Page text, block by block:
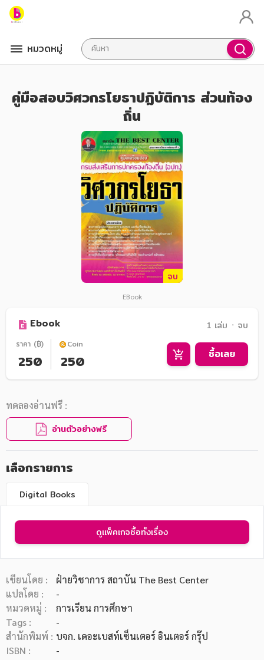
หมวดหมู่
หมวดหมู่หนังสือ
คู่มือสอบวิศวกรโยธาปฏิบัติการ ส่วนท้อง
ถิ่น
จบ
EBook
Ebook 1 เล่ม ᛫ จบ
ราคา (฿)
250
Coin
250 ซื้อเลย
ทดลองอ่านฟรี :
อ่านตัวอย่างฟรี
เลือกรายการ
Digital Books
ดูแพ็คเกจซื้อทั้งเรื่อง
เขียนโดย :
ฝ่ายวิชาการ สถาบัน The Best Center
แปลโดย :
-
หมวดหมู่ :
การเรียน การศึกษา
Tags :
-
สำนักพิมพ์ : บจก. เดอะเบสท์เซ็นเตอร์ อินเตอร์ กรุ๊ป
ISBN :
-